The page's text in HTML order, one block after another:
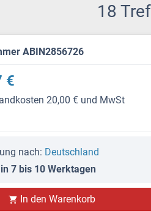
18
ABIN2856726
€
20,00 € und MwSt
nach: Deutschland
7 bis 10 Werktagen
In den Warenkorb